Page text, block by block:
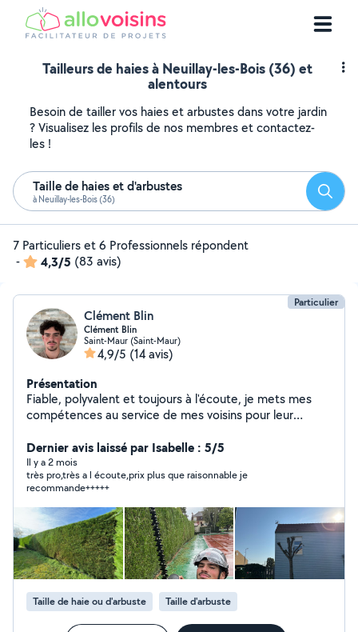
Tailleurs de haies à Neuillay-les-Bois (36) et
alentours
Besoin de tailler vos haies et arbustes dans votre jardin
? Visualisez les profils de nos membres et contactez-
les !
Taille de haies et d'arbustes
à Neuillay-les-Bois (36)
7 Particuliers et 6 Professionnels répondent
-
4,3/5 (83 avis)
Particulier
Clément Blin
Clément Blin
Saint-Maur (Saint-Maur)
4,9/5 (14 avis)
Présentation
Fiable, polyvalent et toujours à l'écoute, je mets mes
compétences au service de mes voisins pour leur
bricolage, d'aide à domicile ou de services pratiques, je
m'engage à fournir un travail soigné, dans la bonne
humeur et le respect des besoins de chacun. Ponctuel
et organisé, je privilégie la confiance et la proximité pour
instaurer une véritable relation de qualité avec les
personnes que j'accompagne.
Dernier avis laissé par Isabelle : 5/5
Il y a 2 mois
très pro,très a l écoute,prix plus que raisonnable je
recommande+++++
Taille de haie ou d'arbuste Taille d'arbuste